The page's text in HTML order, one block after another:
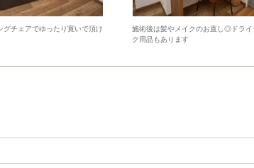
グチェアでゆったり寛いで頂け
施術後は髪やメイクのお直し◎ドライ
ク用品もあります